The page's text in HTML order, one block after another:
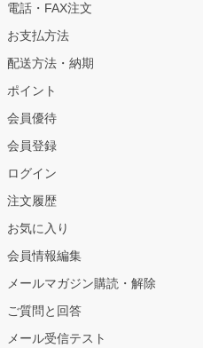
電話・FAX注文
お支払方法
配送方法・納期
ポイント
会員優待
会員登録
ログイン
注文履歴
お気に入り
会員情報編集
メールマガジン購読・解除
ご質問と回答
メール受信テスト